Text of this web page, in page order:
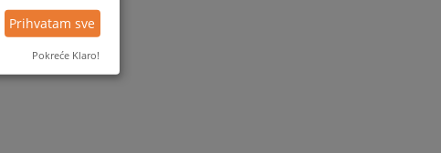
Prihvatam sve
Pokreće Klaro!